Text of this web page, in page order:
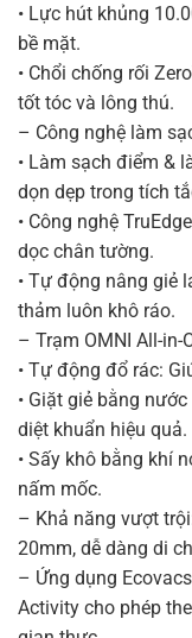
• Lực hút khủng
bề mặt.
• Chổi chống rối
tốt tóc và lông thú.
– Công nghệ làm
• Làm sạch điểm &
dọn dẹp trong tích
• Công nghệ
dọc chân tường.
• Tự động nâng giẻ
thảm luôn khô ráo.
– Trạm OMNI All-
• Tự động đổ rác:
• Giặt giẻ bằng
diệt khuẩn hiệu quả.
• Sấy khô bằng khí
nấm mốc.
– Khả năng vượt
20mm, dễ dàng di
– Ứng dụng
Activity cho phép